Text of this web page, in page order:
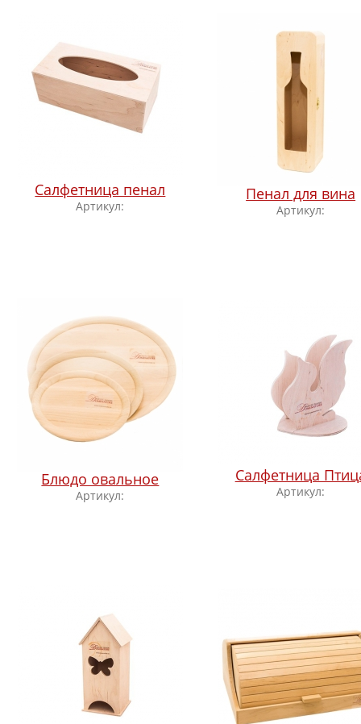
Салфетница пенал
Артикул:
Пенал для вина
Артикул:
Блюдо овальное
Артикул:
Салфетница
Артикул: